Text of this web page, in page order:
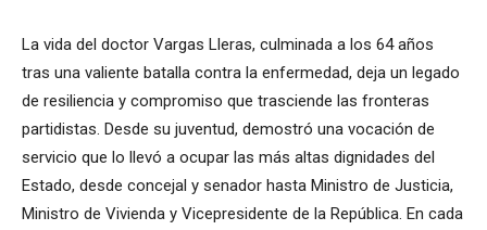
​La vida del doctor Vargas Lleras, culminada a los 64 años
tras una valiente batalla contra la enfermedad, deja un legado
de resiliencia y compromiso que trasciende las fronteras
partidistas. Desde su juventud, demostró una vocación de
servicio que lo llevó a ocupar las más altas dignidades del
Estado, desde concejal y senador hasta Ministro de Justicia,
Ministro de Vivienda y Vicepresidente de la República. En cada